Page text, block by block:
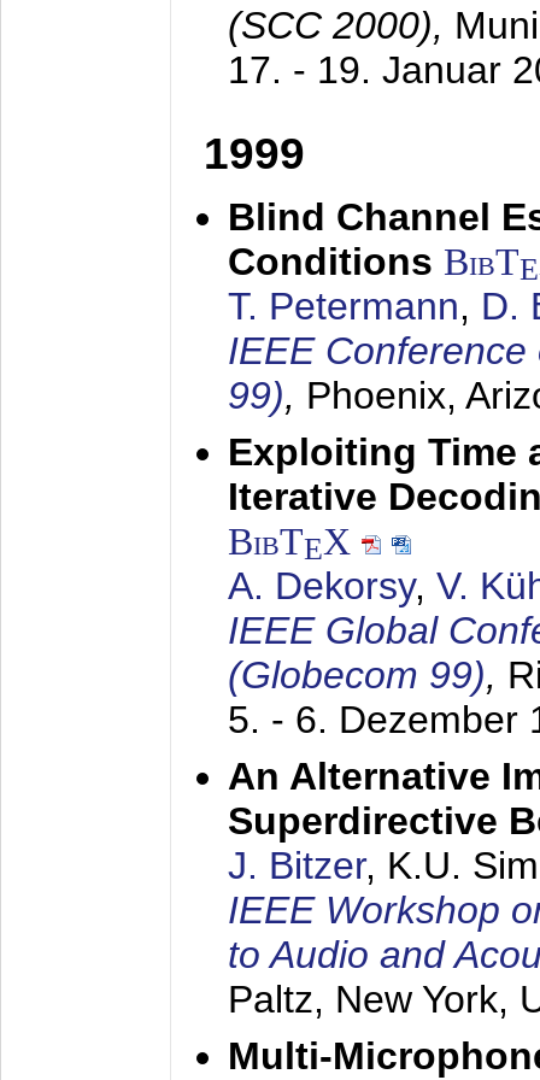
(SCC 2000),
17. - 19. Januar
1999
Blind Channel
Conditions BibTE
T. Petermann, D.
IEEE
99), Phoenix,
Exploiting Time
Iterative
BibTEX
A. Dekorsy, V.
IEEE Global
(Globecom 99),
5. - 6. Dezember
An Alternative
Superdirective
J. Bitzer, K.U.
IEEE Workshop
to Audio and
Paltz, New York,
Multi-